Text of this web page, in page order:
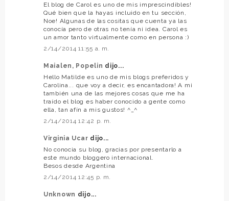
El blog de Carol es uno de mis imprescindibles!
Qué bien que la hayas incluido en tu sección,
Noe! Algunas de las cositas que cuenta ya las
conocía pero de otras no tenía ni idea. Carol es
un amor tanto virtualmente como en persona :)
2/14/2014 11:55 a. m.
Maialen, Popelin dijo...
Hello Matilde es uno de mis blogs preferidos y
Carolina... que voy a decir, es encantadora! A mi
también una de las mejores cosas que me ha
traído el blog es haber conocido a gente como
ella, tan afín a mis gustos! ^_^
2/14/2014 12:42 p. m.
Virginia Ucar dijo...
No conocia su blog, gracias por presentarlo a
este mundo bloggero internacional.
Besos desde Argentina
2/14/2014 12:45 p. m.
Unknown dijo...